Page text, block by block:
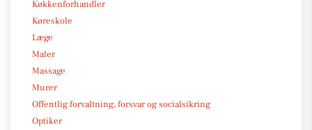
Køkkenforhandler
Køreskole
Læge
Maler
Massage
Murer
Offentlig forvaltning, forsvar og socialsikring
Optiker